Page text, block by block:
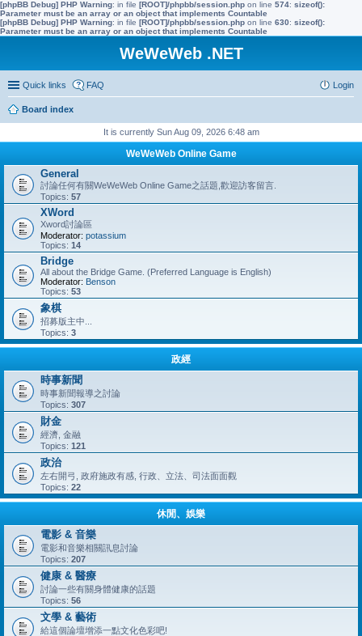
[phpBB Debug] PHP Warning: in file [ROOT]/phpbb/session.php on line 574: sizeof():
Parameter must be an array or an object that implements Countable
[phpBB Debug] PHP Warning: in file [ROOT]/phpbb/session.php on line 630: sizeof():
Parameter must be an array or an object that implements Countable
WeWeWeb .NET
Quick links FAQ Login
Board index
It is currently Sun Aug 09, 2026 6:48 am
WeWeWeb Online Game
General
討論任何有關WeWeWeb Online Game之話題,歡迎訪客留言.
Topics: 57
XWord
Xword討論區
Moderator: potassium
Topics: 14
Bridge
All about the Bridge Game. (Preferred Language is English)
Moderator: Benson
Topics: 53
象棋
招募版主中...
Topics: 3
政經
時事新聞
時事新聞報導之討論
Topics: 307
財金
經濟, 金融
Topics: 121
政治
左右開弓, 政府施政有感, 行政、立法、司法面面觀
Topics: 22
休閒、娛樂
電影 & 音樂
電影和音樂相關訊息討論
Topics: 207
健康 & 醫療
討論一些有關身體健康的話題
Topics: 56
文學 & 藝術
給這個論壇增添一點文化色彩吧!